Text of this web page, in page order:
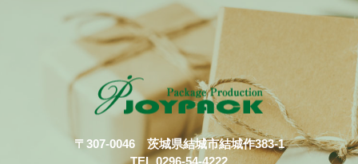
〒307-0046 茨城県結城市結城作383-1
TEL 0296-54-4222